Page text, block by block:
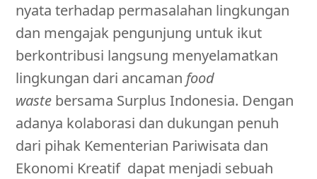
nyata terhadap permasalahan lingkungan
dan mengajak pengunjung untuk ikut
berkontribusi langsung menyelamatkan
lingkungan dari ancaman food
waste bersama Surplus Indonesia. Dengan
adanya kolaborasi dan dukungan penuh
dari pihak Kementerian Pariwisata dan
Ekonomi Kreatif dapat menjadi sebuah